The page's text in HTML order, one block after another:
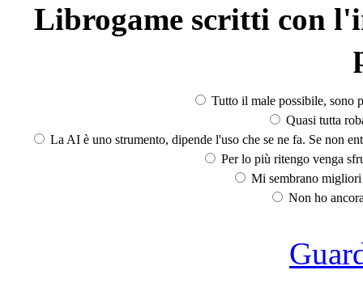
Librogame scritti con
Tutto il male possibile, sono
Quasi tutta
La AI è uno strumento, dipende l'uso che se ne fa. Se non
Per lo più ritengo venga
Mi sembrano
Non ho